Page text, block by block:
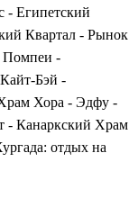
Египетский
Квартал - Рынок
Помпеи -
Бэй -
Хора - Эдфу -
- Канаркский Храм
отдых на